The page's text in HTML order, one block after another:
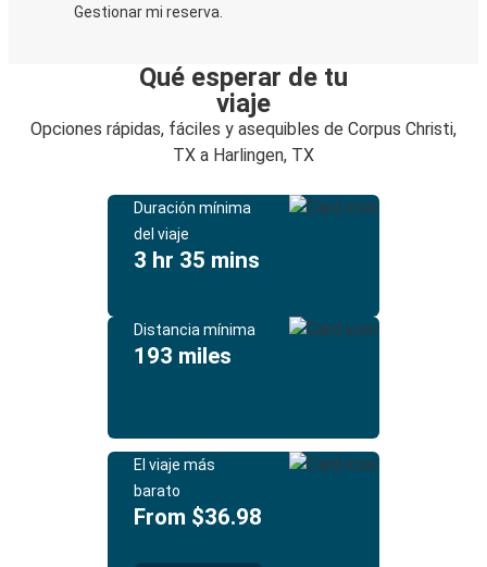
Gestionar mi reserva.
Qué esperar de tu
viaje
Opciones rápidas, fáciles y asequibles de Corpus Christi,
TX a Harlingen, TX
Duración mínima
del viaje
3 hr 35 mins
Distancia mínima
193 miles
El viaje más
barato
From $36.98